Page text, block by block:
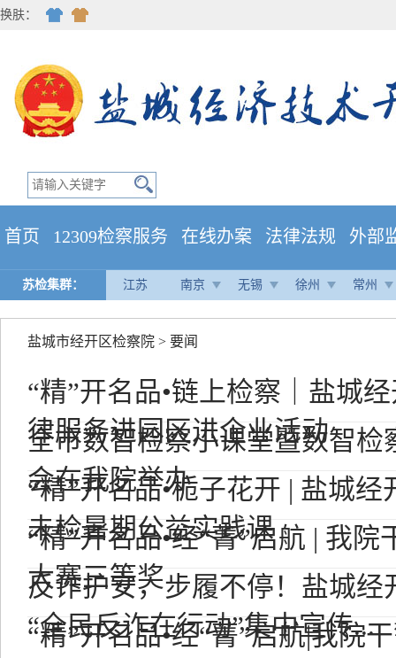
换肤：
首页 12309检察服务 在线办案 法律法规 外部
苏检集群： 江苏 南京 无锡 徐州 常州
盐城市经开区检察院 > 要闻
“精”开名品•链上检察｜盐城
律服务进园区进企业活动
全市数智检察小课堂暨数智检
会在我院举办
“精”开名品•栀子花开 | 盐城
未检暑期公益实践课
“精”开名品•经“菁”启航 | 我
大赛三等奖
反诈护安，步履不停！盐城经
“全民反诈在行动”集中宣传...
“精”开名品•经“菁”启航|我院